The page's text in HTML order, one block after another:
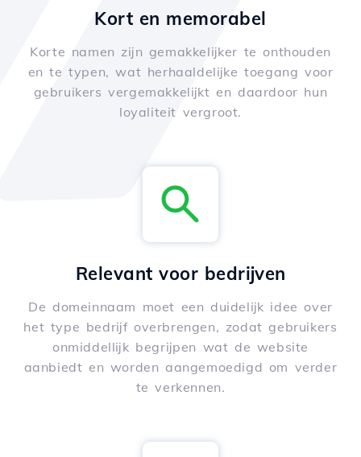
Kort en memorabel
Korte namen zijn gemakkelijker te onthouden
en te typen, wat herhaaldelijke toegang voor
gebruikers vergemakkelijkt en daardoor hun
loyaliteit vergroot.
Relevant voor bedrijven
De domeinnaam moet een duidelijk idee over
het type bedrijf overbrengen, zodat gebruikers
onmiddellijk begrijpen wat de website
aanbiedt en worden aangemoedigd om verder
te verkennen.